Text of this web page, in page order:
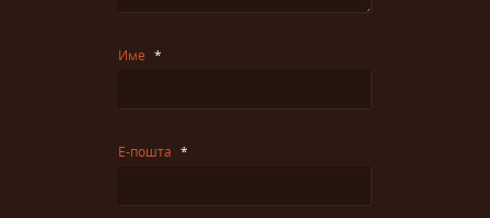
Име *
Е-пошта *